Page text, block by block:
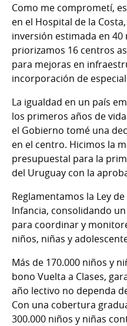
Como me comprometí,
en el Hospital de la
inversión estimada en
priorizamos 16 centros
para mejoras en
incorporación de
La igualdad en un país
los primeros años de
el Gobierno tomé una
en el centro. Hicimos la
presupuestal para la
del Uruguay con la
Reglamentamos la Ley
Infancia, consolidando
para coordinar y
niños, niñas y
Más de 170.000 niños y
bono Vuelta a Clases,
año lectivo no dependa
Con una cobertura
300.000 niños y niñas